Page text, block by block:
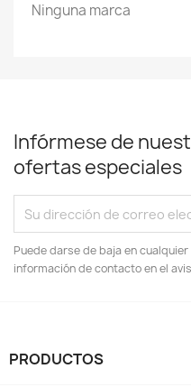
Ninguna marca
Infórmese de
ofertas especiales
Puede darse de baja en
información de contacto en el
PRODUCTOS